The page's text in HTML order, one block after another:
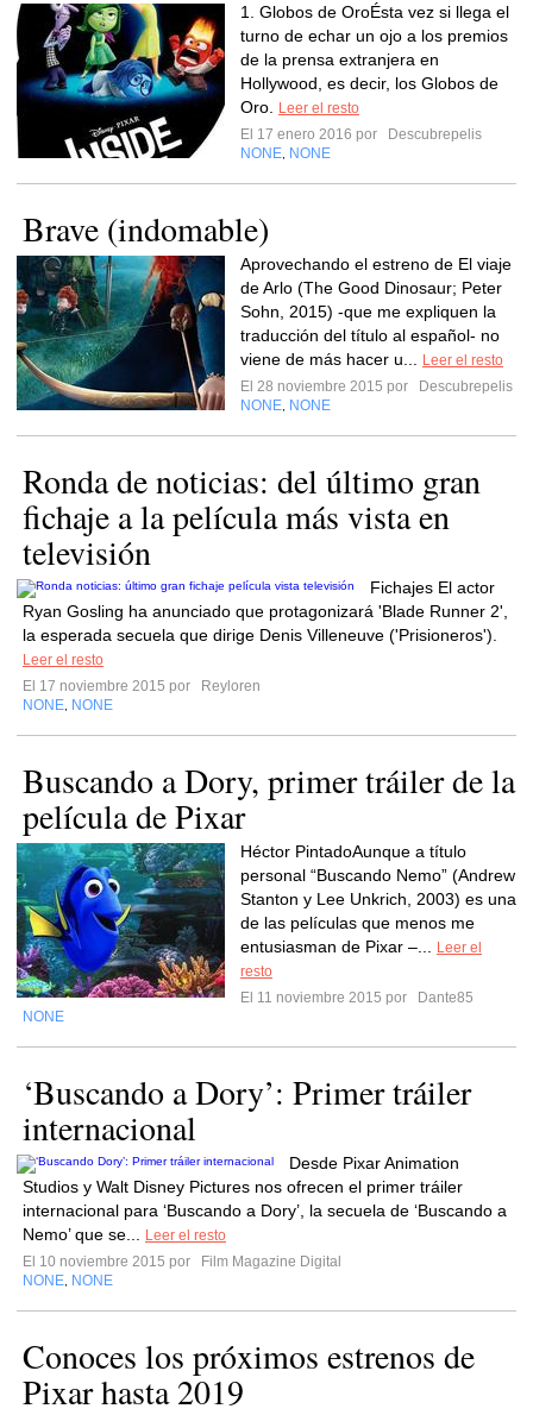
1. Globos de OroÉsta vez si llega el
turno de echar un ojo a los premios
de la prensa extranjera en
Hollywood, es decir, los Globos de
Oro.
Leer el resto
El 17 enero 2016 por
Descubrepelis
NONE NONE
Brave (indomable)
Aprovechando el estreno de El viaje
de Arlo (The Good Dinosaur; Peter
Sohn, 2015) -que me expliquen la
traducción del título al español- no
viene de más hacer u...
Leer el resto
El 28 noviembre 2015 por
Descubrepelis
NONE NONE
Ronda de noticias: del último gran
fichaje a la película más vista en
televisión
Fichajes El actor
Ryan Gosling ha anunciado que protagonizará 'Blade Runner 2',
la esperada secuela que dirige Denis Villeneuve ('Prisioneros').
Leer el resto
El 17 noviembre 2015 por
Reyloren
NONE NONE
Buscando a Dory, primer tráiler de la
película de Pixar
Héctor PintadoAunque a título
personal “Buscando Nemo” (Andrew
Stanton y Lee Unkrich, 2003) es una
de las películas que menos me
entusiasman de Pixar –...
Leer el
resto
El 11 noviembre 2015 por
Dante85
NONE
‘Buscando a Dory’: Primer tráiler
internacional
Desde Pixar Animation
Studios y Walt Disney Pictures nos ofrecen el primer tráiler
internacional para ‘Buscando a Dory’, la secuela de ‘Buscando a
Nemo’ que se...
Leer el resto
El 10 noviembre 2015 por
Film Magazine Digital
NONE NONE
Conoces los próximos estrenos de
Pixar hasta 2019